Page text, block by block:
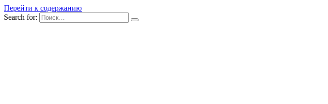
Перейти к содержанию
Search for: